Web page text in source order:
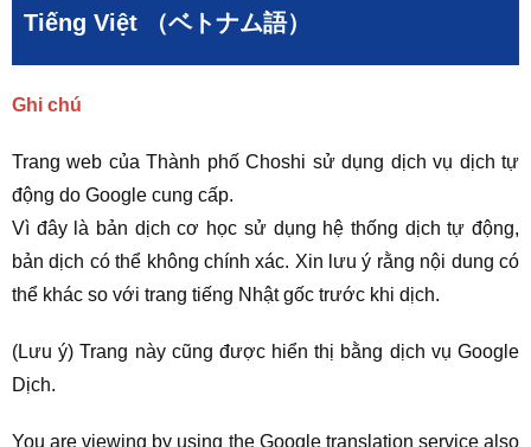
Tiếng Việt （ベトナム語）
Ghi chú
Trang web của Thành phố Choshi sử dụng dịch vụ dịch tự
động do Google cung cấp.
Vì đây là bản dịch cơ học sử dụng hệ thống dịch tự động,
bản dịch có thể không chính xác. Xin lưu ý rằng nội dung có
thể khác so với trang tiếng Nhật gốc trước khi dịch.
(Lưu ý) Trang này cũng được hiển thị bằng dịch vụ Google
Dịch.
You are viewing by using the Google translation service also